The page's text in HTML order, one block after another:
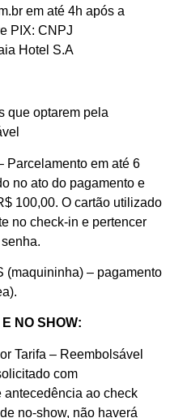
em até 4h após a
PIX: CNPJ
Hotel S.A
que optarem pela
Parcelamento em até 6
no ato do pagamento e
100,00. O cartão utilizado
no check-in e pertencer
– pagamento
NO SHOW:
Tarifa – Reembolsável
com
antecedência ao check
no-show, não haverá